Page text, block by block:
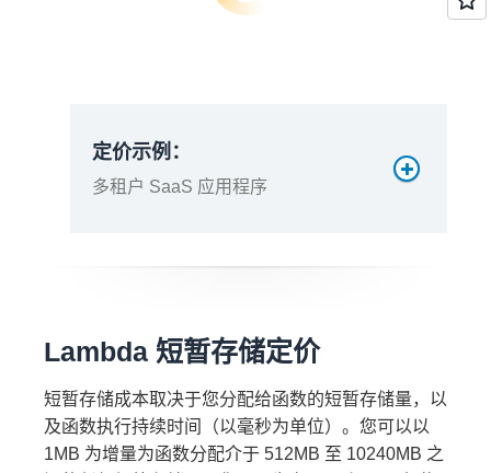
吉尼亚州北部）的价格。所有
执行都从月初开始，所有步骤
在首次尝试时都取得了成功，
定价示例：
多租户 SaaS 应用程序
Lambda 短暂存储定价
短暂存储成本取决于您分配给函数的短暂存储量，以
及函数执行持续时间（以毫秒为单位）。您可以以
1MB 为增量为函数分配介于 512MB 至 10240MB 之